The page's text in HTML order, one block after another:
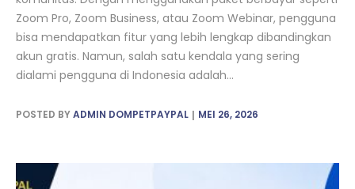
Zoom Pro, Zoom Business, atau Zoom Webinar, pengguna
bisa mendapatkan fitur yang lebih lengkap dibandingkan
akun gratis. Namun, salah satu kendala yang sering
dialami pengguna di Indonesia adalah...
POSTED BYADMIN DOMPETPAYPAL MEI 26, 2026